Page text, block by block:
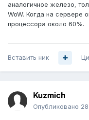
аналогичное железо,
WoW. Когда на сервере
процессора около 60%.
Вставить ник
Kuzmich
Опубликовано